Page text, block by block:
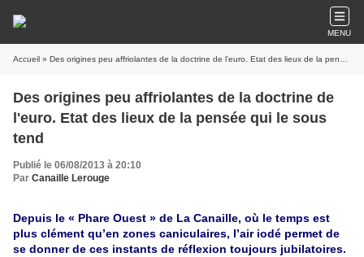
MENU
Accueil » Des origines peu affriolantes de la doctrine de l'euro. Etat des lieux de la pensée qui le sous tend
Des origines peu affriolantes de la doctrine de
l'euro. Etat des lieux de la pensée qui le sous
tend
Publié le 06/08/2013 à 20:10
Par Canaille Lerouge
Depuis le « Phare Ouest » de La Canaille, où le temps est
plus clément qu’en zones caniculaires, l’air iodé permet de
se donner de ces instants de réflexion toujours jubilatoires.